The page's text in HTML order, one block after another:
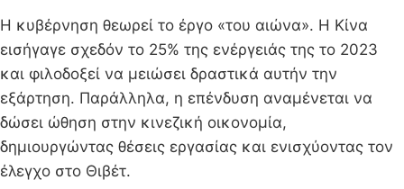
Η κυβέρνηση θεωρεί το έργο «του αιώνα». Η Κίνα
εισήγαγε σχεδόν το 25% της ενέργειάς της το 2023
και φιλοδοξεί να μειώσει δραστικά αυτήν την
εξάρτηση. Παράλληλα, η επένδυση αναμένεται να
δώσει ώθηση στην κινεζική οικονομία,
δημιουργώντας θέσεις εργασίας και ενισχύοντας τον
έλεγχο στο Θιβέτ.